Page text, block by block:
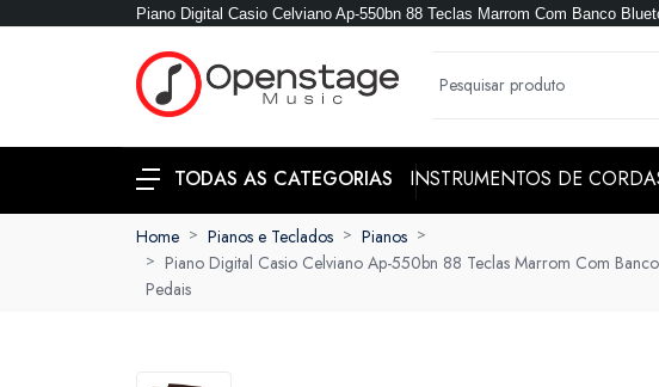
Piano Digital Casio Celviano Ap-550bn 88 Teclas Marrom Com Banco
TODAS AS CATEGORIAS INSTRUMENTOS DE
Home Pianos e Teclados
Pianos
Piano Digital Casio Celviano Ap-550bn 88 Teclas Marrom Com
Pedais